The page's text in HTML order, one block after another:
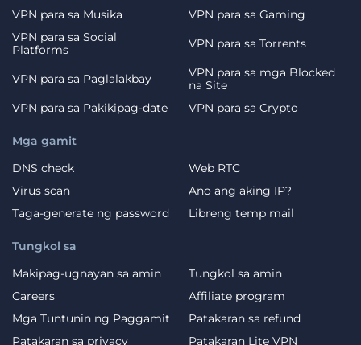
VPN para sa Musika
VPN para sa Gaming
VPN para sa Social
Platforms
VPN para sa Torrents
VPN para sa Paglalakbay
VPN para sa mga Blocked
na Site
VPN para sa Pakikipag-date
VPN para sa Crypto
Tungkol sa
Makipag-ugnayan sa amin
Tungkol sa amin
Careers
Affiliate program
Mga Tuntunin ng Paggamit
Patakaran sa refund
Patakaran sa privacy
Patakaran Lite VPN
Mga gamit
DNS check
Web RTC
Virus scan
Ano ang aking IP?
Taga-generate ng password
Libreng temp mail